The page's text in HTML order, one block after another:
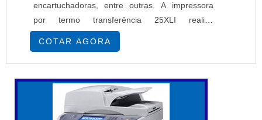
encartuchadoras, entre outras. A impressora
por termo transferência 25XLI realiza
impressões com alta qualidade, sendo ideal
para marcação em etiquetas, filmes pré-
impressos e diversos tipos de embalagens
flexíveis. Disponível na Gysscoding System, a
Impressora por termo transferência possui
comunicação: ...
COTAR AGORA